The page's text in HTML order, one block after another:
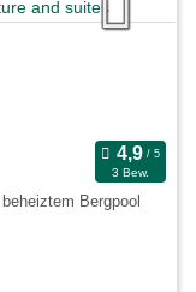
3 Bew.
Bergpool